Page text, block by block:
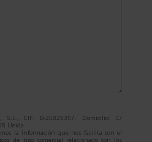
S.L., CIF: B-25825357, Domicilio: C/
Lleida.
la información que nos facilita con el
de tipo comercial relacionado con los